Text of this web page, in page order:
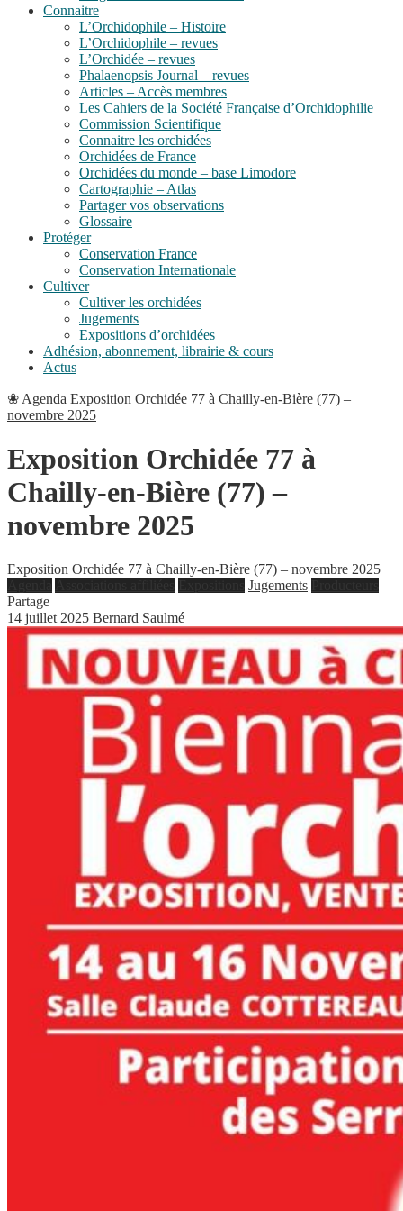
Connaitre
L’Orchidophile – Histoire
L’Orchidophile – revues
L’Orchidée – revues
Phalaenopsis Journal – revues
Articles – Accès membres
Les Cahiers de la Société Française d’Orchidophilie
Commission Scientifique
Connaitre les orchidées
Orchidées de France
Orchidées du monde – base Limodore
Cartographie – Atlas
Partager vos observations
Glossaire
Protéger
Conservation France
Conservation Internationale
Cultiver
Cultiver les orchidées
Jugements
Expositions d’orchidées
Adhésion, abonnement, librairie & cours
Actus
❀ Agenda Exposition Orchidée 77 à Chailly-en-Bière (77) –
novembre 2025
Exposition Orchidée 77 à
Chailly-en-Bière (77) –
novembre 2025
Exposition Orchidée 77 à Chailly-en-Bière (77) – novembre 2025
Jugements
Partage
14 juillet 2025 Bernard Saulmé